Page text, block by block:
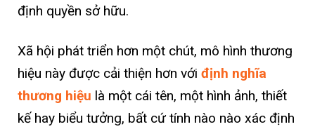
định quyền sở hữu.
Xã hội phát triển hơn một chút, mô hình thương
hiệu này được cải thiện hơn với định nghĩa
thương hiệu là một cái tên, một hình ảnh, thiết
kế hay biểu tưởng, bất cứ tính nào nào xác định